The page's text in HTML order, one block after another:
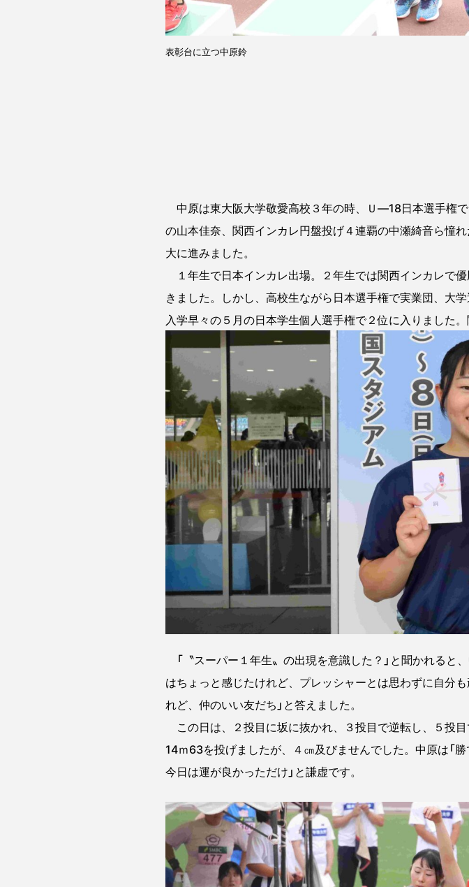
表彰台に立つ中原鈴
中原は東大阪大学敬愛高校３年の時、Ｕ―18日本選手権
の山本佳奈、関西インカレ円盤投げ４連覇の中瀬綺音ら憧
大に進みました。
１年生で日本インカレ出場。２年生では関西インカレで
きました。しかし、高校生ながら日本選手権で実業団、大学
入学早々の５月の日本学生個人選手権で２位に入りました
「〝スーパー１年生〟の出現を意識した？」と聞かれると
はちょっと感じたけれど、プレッシャーとは思わずに自分
れど、仲のいい友だち」と答えました。
この日は、２投目に坂に抜かれ、３投目で逆転し、５投
14ｍ63を投げましたが、４㎝及びませんでした。中原は「
今日は運が良かっただけ」と謙虚です。